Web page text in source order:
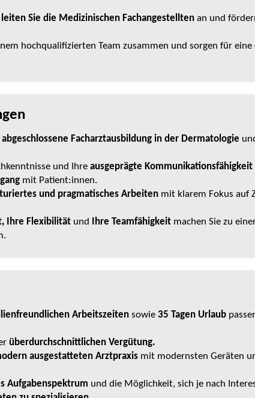
leiten Sie die Medizinischen Fachangestellten an und
hochqualifizierten Team zusammen und sorgen für eine
abgeschlossene Facharztausbildung in der Dermatologie
und Ihre ausgeprägte Kommunikationsfähigkeit
mit Patient:innen.
und pragmatisches Arbeiten mit klarem Fokus auf
Ihre Flexibilität und Ihre Teamfähigkeit machen Sie zu
Arbeitszeiten sowie 35 Tagen Urlaub
überdurchschnittlichen Vergütung.
ausgestatteten Arztpraxis mit modernsten Geräten
Aufgabenspektrum und die Möglichkeit, sich je nach